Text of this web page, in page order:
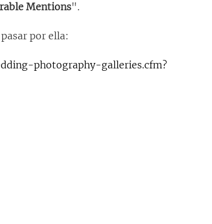
Mentions".
por ella:
photography-galleries.cfm?